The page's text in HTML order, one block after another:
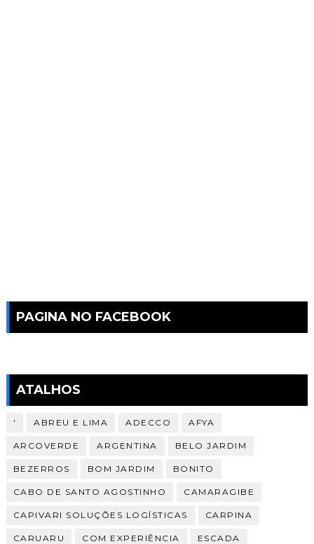
PAGINA NO FACEBOOK
ATALHOS
' ABREU E LIMA ADECCO AFYA
ARCOVERDE ARGENTINA BELO JARDIM
BEZERROS BOM JARDIM BONITO
CABO DE SANTO AGOSTINHO CAMARAGIBE
CAPIVARI SOLUÇÕES LOGÍSTICAS CARPINA
CARUARU COM EXPERIÊNCIA ESCADA